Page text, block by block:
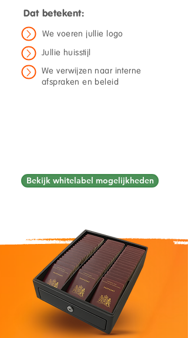
Dat betekent:
We voeren jullie logo
Jullie huisstijl
We verwijzen naar interne
afspraken en beleid
Bekijk whitelabel mogelijkheden